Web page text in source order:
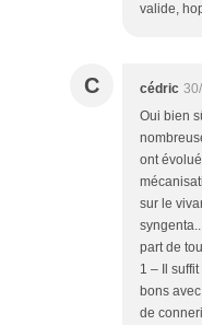
valide,
C cédric
Oui bien
ont
sur le
part de
1 – Il
bons
de